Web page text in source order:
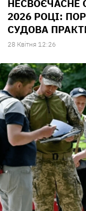
НЕСВОЄЧАСНЕ
2026 РОЦІ:
СУДОВА
28 Квiтня 12:26